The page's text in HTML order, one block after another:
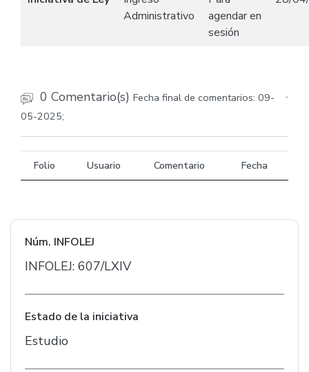
Administrativo
agendar en
sesión
0 Comentario(s) Fecha final de comentarios: 09-
05-2025;
-
Folio Usuario Comentario Fecha
Núm. INFOLEJ
INFOLEJ: 607/LXIV
Estado de la iniciativa
Estudio